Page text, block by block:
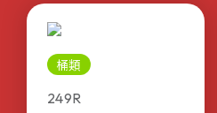
桶類
249R